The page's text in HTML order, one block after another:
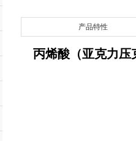
产品特性
丙烯酸（亚克力压